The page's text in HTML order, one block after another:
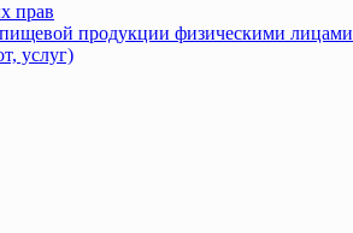
прав
продукции физическими лицами
услуг)